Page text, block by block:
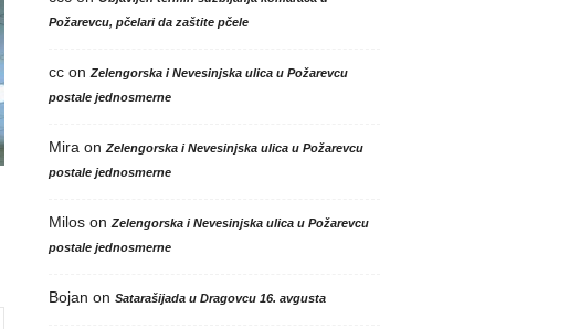
Požarevcu, pčelari da zaštite pčele
ccon Zelengorska i Nevesinjska ulica u Požarevcu
postale jednosmerne
Mira on Zelengorska i Nevesinjska ulica u Požarevcu
postale jednosmerne
Miloson Zelengorska i Nevesinjska ulica u Požarevcu
postale jednosmerne
Bojan on Satarašijada u Dragovcu 16. avgusta